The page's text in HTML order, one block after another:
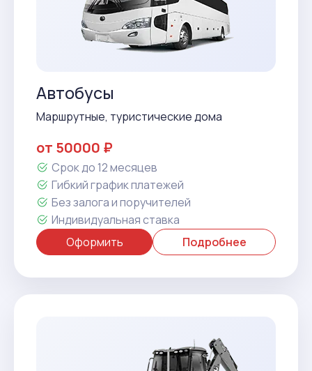
Автобусы
Маршрутные, туристические дома
от 50000 ₽
Срок до 12 месяцев
Гибкий график платежей
Без залога и поручителей
Индивидуальная ставка
Оформить
Подробнее